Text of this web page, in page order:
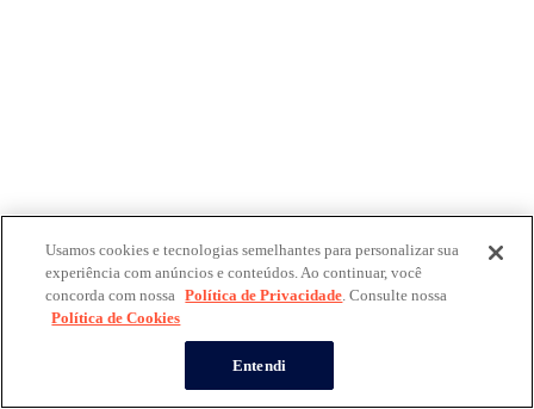
Usamos cookies e tecnologias semelhantes para personalizar sua
experiência com anúncios e conteúdos. Ao continuar, você
concorda com nossa Política de Privacidade. Consulte nossa
Política de Cookies
Entendi